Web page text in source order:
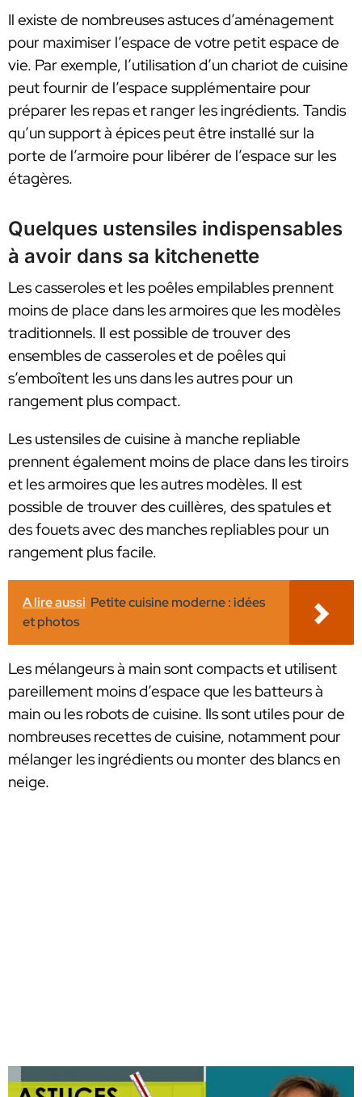
Il existe de nombreuses astuces d’aménagement
pour maximiser l’espace de votre petit espace de
vie. Par exemple, l’utilisation d’un chariot de cuisine
peut fournir de l’espace supplémentaire pour
préparer les repas et ranger les ingrédients. Tandis
qu’un support à épices peut être installé sur la
porte de l’armoire pour libérer de l’espace sur les
étagères.
Quelques ustensiles indispensables
à avoir dans sa kitchenette
Les casseroles et les poêles empilables prennent
moins de place dans les armoires que les modèles
traditionnels. Il est possible de trouver des
ensembles de casseroles et de poêles qui
s’emboîtent les uns dans les autres pour un
rangement plus compact.
Les ustensiles de cuisine à manche repliable
prennent également moins de place dans les tiroirs
et les armoires que les autres modèles. Il est
possible de trouver des cuillères, des spatules et
des fouets avec des manches repliables pour un
rangement plus facile.
A lire aussi Petite cuisine moderne : idées
et photos
Les mélangeurs à main sont compacts et utilisent
pareillement moins d’espace que les batteurs à
main ou les robots de cuisine. Ils sont utiles pour de
nombreuses recettes de cuisine, notamment pour
mélanger les ingrédients ou monter des blancs en
neige.